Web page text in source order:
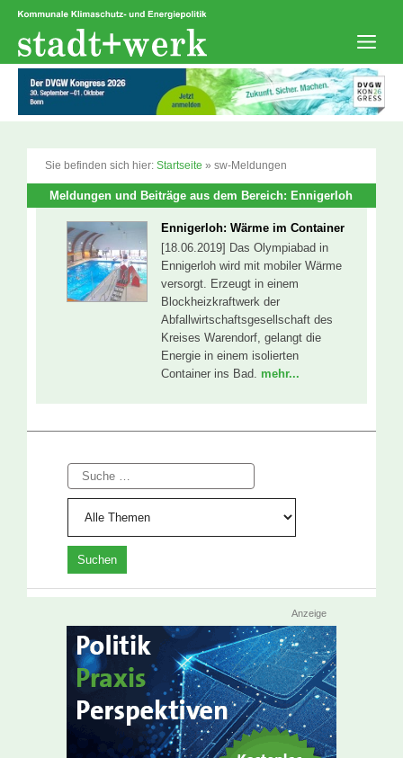
Zum
springen
Sie befinden sich hier: Startseite » sw-Meldungen
Meldungen und Beiträge aus dem Bereich: Ennigerloh
Ennigerloh: Wärme im Container
[18.06.2019] Das Olympiabad in
Ennigerloh wird mit mobiler Wärme
versorgt. Erzeugt in einem
Blockheizkraftwerk der
Abfallwirtschaftsgesellschaft des
Kreises Warendorf, gelangt die
Energie in einem isolierten
Container ins Bad. mehr...
Suche
Anzeige